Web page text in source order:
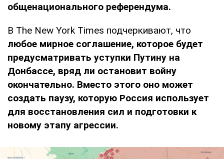
общенационального референдума.
В The New York Times подчеркивают, что
любое мирное соглашение, которое будет
предусматривать уступки Путину на
Донбассе, вряд ли остановит войну
окончательно. Вместо этого оно может
создать паузу, которую Россия использует
для восстановления сил и подготовки к
новому этапу агрессии.